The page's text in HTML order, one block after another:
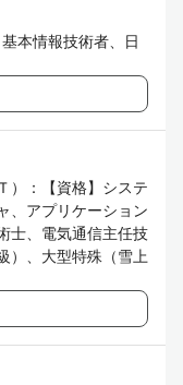
本情報技術者、日
）：【資格】システ
、アプリケーション
士、電気通信主任技
）、大型特殊（雪上